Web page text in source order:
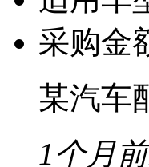
采购金
某汽车
1个月